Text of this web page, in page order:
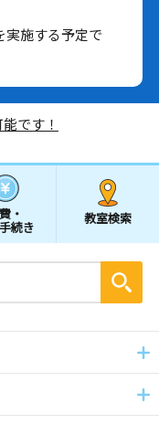
実施する予定で
です！
・
続き
教室検索